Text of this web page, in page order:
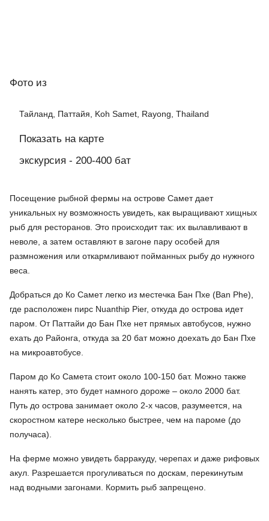
Фото из
Тайланд, Паттайя, Koh Samet, Rayong, Thailand
Показать на карте
экскурсия - 200-400 бат
Посещение рыбной фермы на острове Самет дает
уникальных ну возможность увидеть, как выращивают хищных
рыб для ресторанов. Это происходит так: их вылавливают в
неволе, а затем оставляют в загоне пару особей для
размножения или откармливают пойманных рыбу до нужного
веса.
Добраться до Ко Самет легко из местечка Бан Пхе (Ban Phe),
где расположен пирс Nuanthip Pier, откуда до острова идет
паром. От Паттайи до Бан Пхе нет прямых автобусов, нужно
ехать до Районга, откуда за 20 бат можно доехать до Бан Пхе
на микроавтобусе.
Паром до Ко Самета стоит около 100-150 бат. Можно также
нанять катер, это будет намного дороже – около 2000 бат.
Путь до острова занимает около 2-х часов, разумеется, на
скоростном катере несколько быстрее, чем на пароме (до
получаса).
На ферме можно увидеть барракуду, черепах и даже рифовых
акул. Разрешается прогуливаться по доскам, перекинутым
над водными загонами. Кормить рыб запрещено.